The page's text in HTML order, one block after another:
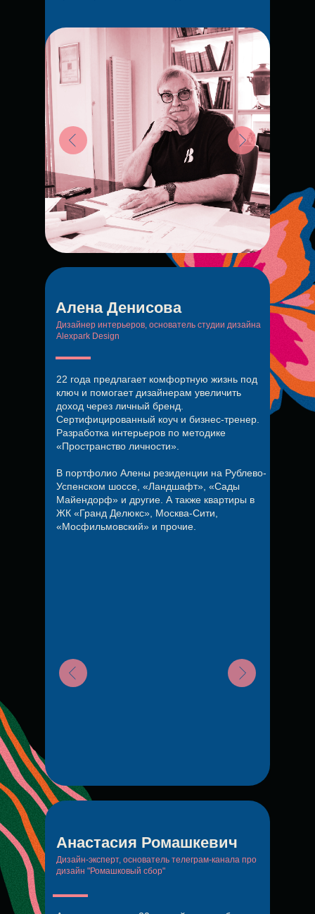
Дизайн-эксперт, основатель телеграм-канала про
дизайн "Ромашковый сбор"
Анастасия Ромашкевич
Дизайнер интерьеров, основатель студии дизайна
Alexpark Design
Алена Денисова
22 года предлагает комфортную жизнь под
ключ и помогает дизайнерам увеличить
доход через личный бренд.
Сертифицированный коуч и бизнес-тренер.
Разработка интерьеров по методике
«Пространство личности».
В портфолио Алены резиденции на Рублево-
Успенском шоссе, «Ландшафт», «Сады
Майендорф» и другие. А также квартиры в
ЖК «Гранд Делюкс», Москва-Сити,
«Мосфильмовский» и прочие.